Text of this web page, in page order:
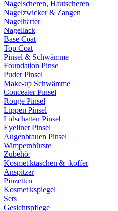
Nagelscheren, Hautscheren
Nagelzwicker & Zangen
Nagelhärter
Nagellack
Base Coat
Top Coat
Pinsel & Schwämme
Foundation Pinsel
Puder Pinsel
Make-up Schwämme
Concealer Pinsel
Rouge Pinsel
Lippen Pinsel
Lidschatten Pinsel
Eyeliner Pinsel
Augenbrauen Pinsel
Wimpernbürste
Zubehör
Kosmetiktaschen & -koffer
Anspitzer
Pinzetten
Kosmetikspiegel
Sets
Gesichtspflege